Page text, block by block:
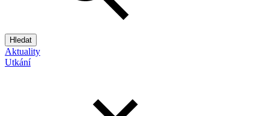
Hledat
Aktuality
Utkání